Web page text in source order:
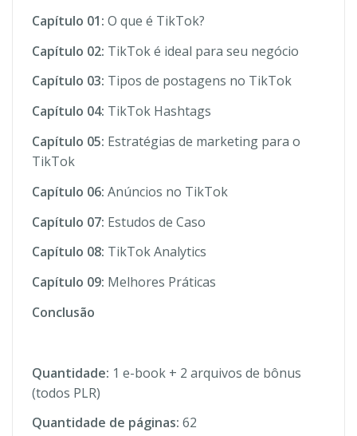
Capítulo 01: O que é TikTok?
Capítulo 02: TikTok é ideal para seu negócio
Capítulo 03: Tipos de postagens no TikTok
Capítulo 04: TikTok Hashtags
Capítulo 05: Estratégias de marketing para o
TikTok
Capítulo 06: Anúncios no TikTok
Capítulo 07: Estudos de Caso
Capítulo 08: TikTok Analytics
Capítulo 09: Melhores Práticas
Conclusão
Quantidade: 1 e-book + 2 arquivos de bônus
(todos PLR)
Quantidade de páginas: 62